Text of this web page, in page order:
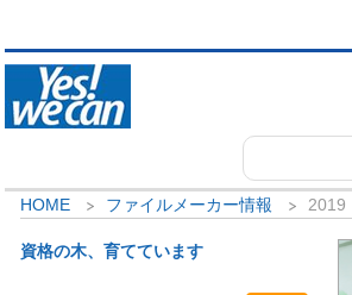
HOME ファイルメーカー情報 2019
資格の木、育てています